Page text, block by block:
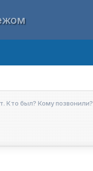
Кто был? Кому позвонили?